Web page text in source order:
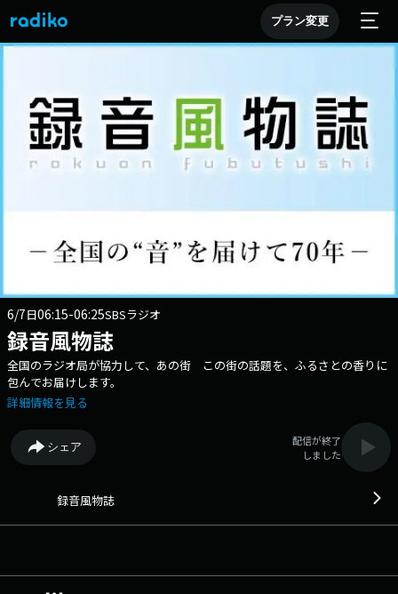
プラン変更
6/7日06:15-06:25SBSラジオ
録音風物誌
全国のラジオ局が協力して、あの街 この街の話題を、ふるさとの香りに
包んでお届けします。
詳細情報を見る
シェア
配信が終了
しました
録音風物誌